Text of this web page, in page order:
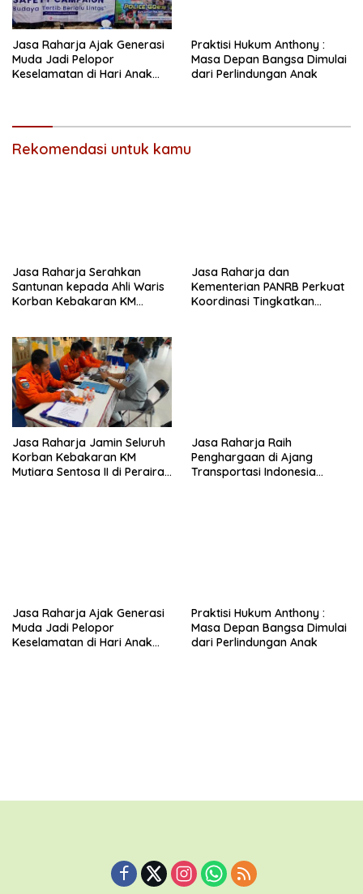
Jasa Raharja Ajak Generasi
Muda Jadi Pelopor
Keselamatan di Hari Anak
Praktisi Hukum Anthony :
Masa Depan Bangsa Dimulai
dari Perlindungan Anak
Rekomendasi untuk kamu
Jasa Raharja Serahkan
Santunan kepada Ahli Waris
Korban Kebakaran KM
Jasa Raharja dan
Kementerian PANRB Perkuat
Koordinasi Tingkatkan
Jasa Raharja Jamin Seluruh
Korban Kebakaran KM
Mutiara Sentosa II di Perairan
Jasa Raharja Raih
Penghargaan di Ajang
Transportasi Indonesia
Jasa Raharja Ajak Generasi
Muda Jadi Pelopor
Keselamatan di Hari Anak
Praktisi Hukum Anthony :
Masa Depan Bangsa Dimulai
dari Perlindungan Anak